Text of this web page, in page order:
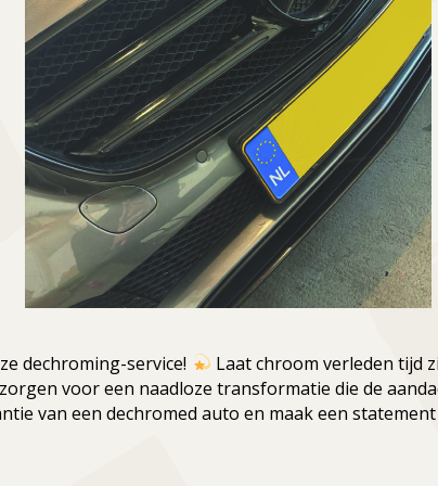
dechroming-service!
Laat chroom verleden tijd
voor een naadloze transformatie die de
van een dechromed auto en maak een statement